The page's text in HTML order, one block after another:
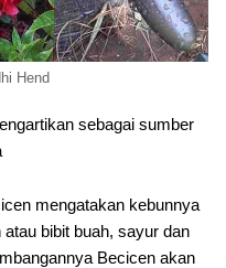
Hend
sebagai sumber
mengatakan kebunnya
bibit buah, sayur dan
Becicen akan